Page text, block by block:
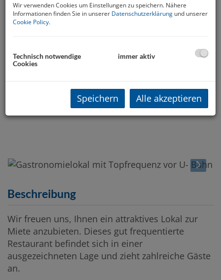
Beschreibung
Wir freuen uns, Ihnen ein attraktives Lokal zur
Miete anzubieten. Dieses gut frequentierte
Restaurant befindet sich in einer
ausgezeichneten Lage und zieht zahlreiche Gäste
an.
Wir verwenden Cookies um Einstellungen zu speichern. Nähere
Informationen finden Sie in unserer Datenschutzerklärung und unserer
Cookie Policy.
Technisch notwendige
Cookies
immer aktiv
Speichern Alle akzeptieren